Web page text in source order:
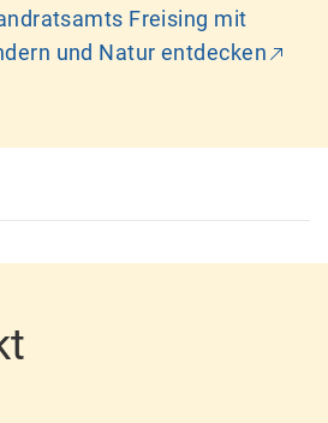
Freising mit
und Natur entdecken